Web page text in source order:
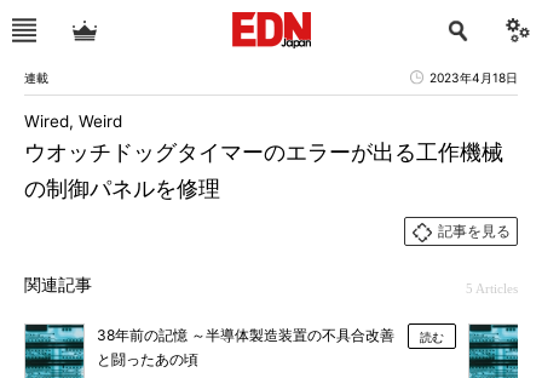
連載 2023年4月18日
ウオッチドッグタイマーのエラーが出る工作機械
の制御パネルを修理
Wired, Weird
記事を見る
関連記事 5 Articles
38年前の記憶 ～半導体製造装置の不具合改善
と闘ったあの頃
読む